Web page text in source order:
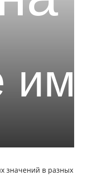
значений в разных